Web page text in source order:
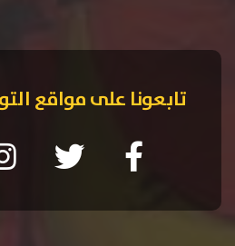
تابعونا على مواقع